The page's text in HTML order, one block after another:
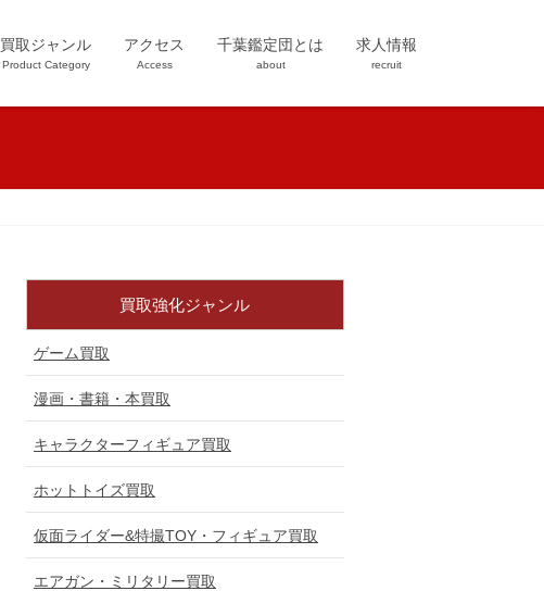
買取ジャンル
Product Category
アクセス
Access
千葉鑑定団とは
about
求人情報
recruit
買取強化ジャンル
ゲーム買取
漫画・書籍・本買取
キャラクターフィギュア買取
ホットトイズ買取
仮面ライダー&特撮TOY・フィギュア買取
エアガン・ミリタリー買取